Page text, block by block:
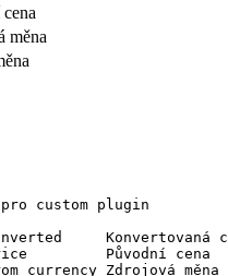
měna
custom plugin
Konvertovaná
Původní cena
Zdrojová měna